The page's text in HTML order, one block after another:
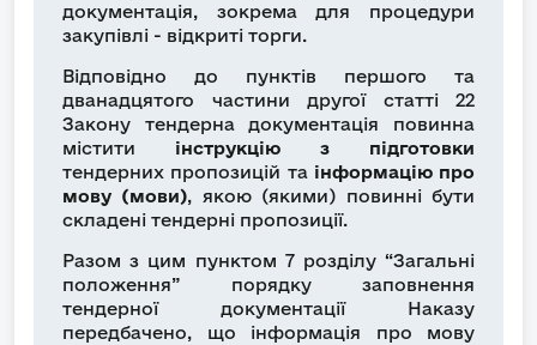
документація, зокрема для процедури
закупівлі - відкриті торги.
Відповідно до пунктів першого та
дванадцятого частини другої статті 22
Закону тендерна документація повинна
містити інструкцію з підготовки
тендерних пропозицій та інформацію про
мову (мови), якою (якими) повинні бути
складені тендерні пропозиції.
Разом з цим пунктом 7 розділу “Загальні
положення” порядку заповнення
тендерної документації Наказу
передбачено, що інформація про мову